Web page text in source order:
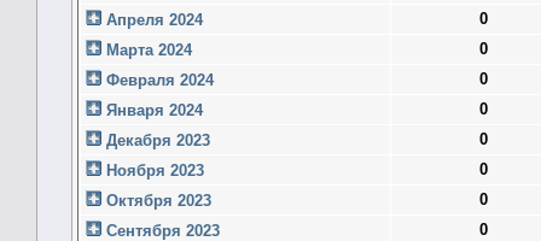
Апреля 2024
0
Марта 2024
0
Февраля 2024
0
Января 2024
0
Декабря 2023
0
Ноября 2023
0
Октября 2023
0
Сентября 2023
0